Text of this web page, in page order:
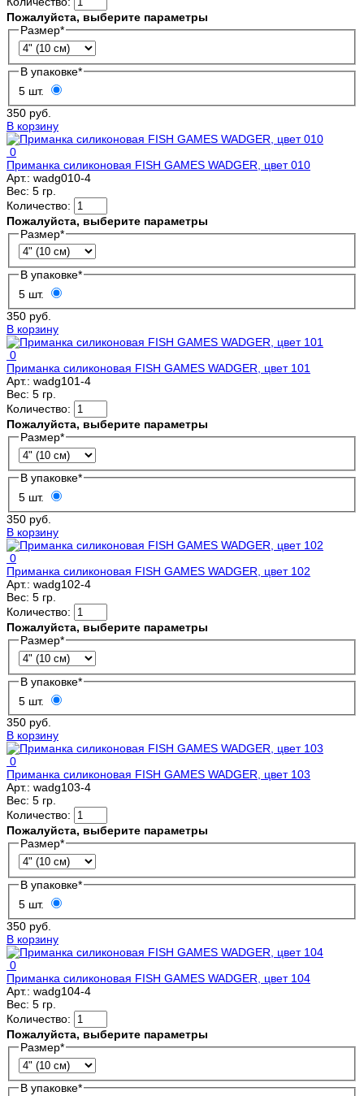
Пожалуйста, выберите параметры
Размер*
В упаковке*
5 шт.
350 руб.
В корзину
0
Приманка силиконовая FISH GAMES WADGER, цвет 010
Арт.: wadg010-4
Вес: 5 гр.
Количество:
Пожалуйста, выберите параметры
Размер*
В упаковке*
5 шт.
350 руб.
В корзину
0
Приманка силиконовая FISH GAMES WADGER, цвет 101
Арт.: wadg101-4
Вес: 5 гр.
Количество:
Пожалуйста, выберите параметры
Размер*
В упаковке*
5 шт.
350 руб.
В корзину
0
Приманка силиконовая FISH GAMES WADGER, цвет 102
Арт.: wadg102-4
Вес: 5 гр.
Количество:
Пожалуйста, выберите параметры
Размер*
В упаковке*
5 шт.
350 руб.
В корзину
0
Приманка силиконовая FISH GAMES WADGER, цвет 103
Арт.: wadg103-4
Вес: 5 гр.
Количество:
Пожалуйста, выберите параметры
Размер*
В упаковке*
5 шт.
350 руб.
В корзину
0
Приманка силиконовая FISH GAMES WADGER, цвет 104
Арт.: wadg104-4
Вес: 5 гр.
Количество:
Пожалуйста, выберите параметры
Размер*
В упаковке*